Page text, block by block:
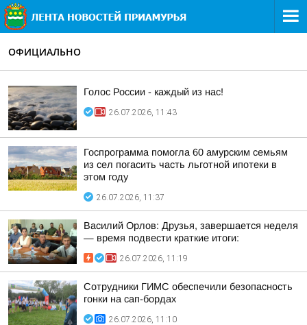
ОФИЦИАЛЬНО
Голос России - каждый из нас!
26.07.2026, 11:43
Госпрограмма помогла 60 амурским семьям
из сел погасить часть льготной ипотеки в
этом году
26.07.2026, 11:37
Василий Орлов: Друзья, завершается неделя
— время подвести краткие итоги:
26.07.2026, 11:19
Сотрудники ГИМС обеспечили безопасность
гонки на сап-бордах
26.07.2026, 11:10